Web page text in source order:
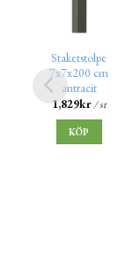
Staketstolpe
7x7x200 cm
antracit
1,829kr/ st
KÖP